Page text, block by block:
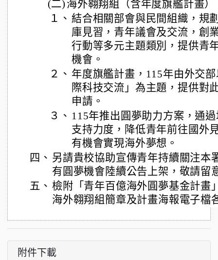
(二) 海外翱翔組（含年度旗艦計畫）
１、 結合相關部會與民間組織，規
庫見習，青年議會及交流，創
行動等多元主題類別，提供青
機會。
２、 年度旗艦計畫，115年由外交
際科技交流」為主題，提供對
申請。
３、 115年推出圓夢助力方案，通
支持力度，降低青年前往國外
有機會實現海外夢想。
四、 另請貴校協助宣傳青年持續關注本
有圓夢機會陸續公告上架，敬請留
五、 檢附「青年百億海外圓夢基金計畫
海外翱翔組簡章及計畫海報電子檔
附件下載